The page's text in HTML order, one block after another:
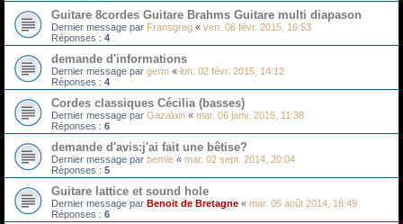
Guitare 8cordes Guitare Brahms Guitare multi diapason
Dernier message par Fransgreg « ven. 06 févr. 2015, 16:53
Réponses : 4
demande d'informations
Dernier message par germ « lun. 02 févr. 2015, 14:12
Réponses : 4
Cordes classiques Cécilia (basses)
Dernier message par Gazalain « mar. 06 janv. 2015, 11:38
Réponses : 6
demande d'avis:j'ai fait une bêtise?
Dernier message par bernie « mar. 02 sept. 2014, 20:04
Réponses : 5
Guitare lattice et sound hole
Dernier message par Benoit de Bretagne « mar. 05 août 2014, 18:49
Réponses : 6